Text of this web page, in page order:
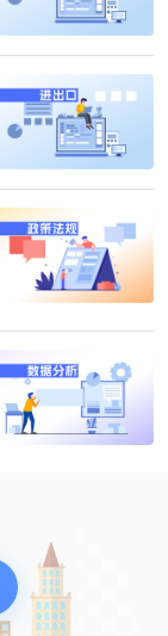
：iNature(ID：